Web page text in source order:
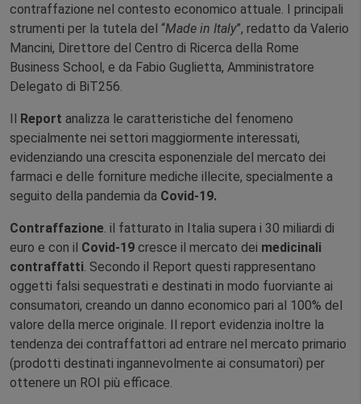
contraffazione nel contesto economico attuale. I principali
strumenti per la tutela del “Made in Italy”, redatto da Valerio
Mancini, Direttore del Centro di Ricerca della Rome
Business School, e da Fabio Guglietta, Amministratore
Delegato di BiT256.
Il Report analizza le caratteristiche del fenomeno
specialmente nei settori maggiormente interessati,
evidenziando una crescita esponenziale del mercato dei
farmaci e delle forniture mediche illecite, specialmente a
seguito della pandemia da Covid-19.
Contraffazione . il fatturato in Italia supera i 30 miliardi di
euro e con il Covid-19 cresce il mercato dei medicinali
contraffatti . Secondo il Report questi rappresentano
oggetti falsi sequestrati e destinati in modo fuorviante ai
consumatori, creando un danno economico pari al 100% del
valore della merce originale. Il report evidenzia inoltre la
tendenza dei contraffattori ad entrare nel mercato primario
(prodotti destinati ingannevolmente ai consumatori) per
ottenere un ROI più efficace.